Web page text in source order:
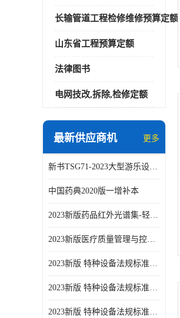
长输管道工程检修维修预算定额
山东省工程预算定额
法律图书
电网技改,拆除,检修定额
最新供应商机 更多
新书TSG71-2023大型游乐设施安全技术规程
中国药典2020版一增补本
2023新版药品红外光谱集-轻工业出版社
2023新版医疗质量管理与控制指标汇编5.0版
2023新版 特种设备法规标准手册 机电类标准客运索道卷
2023新版 特种设备法规标准手册 机电类标准游乐设施卷
2023新版 特种设备法规标准手册 安全技术规范卷共三本